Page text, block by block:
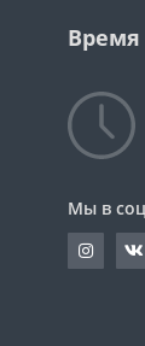
Время
Мы в